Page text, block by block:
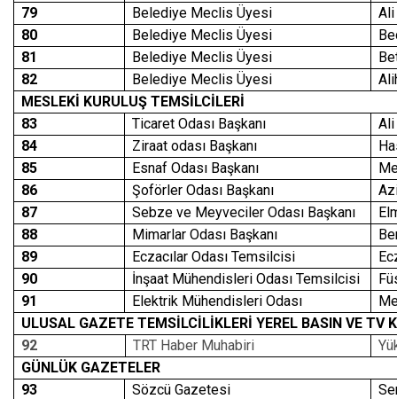
79
Belediye Meclis Üyesi
Ali
80
Belediye Meclis Üyesi
81
Belediye Meclis Üyesi
82
Belediye Meclis Üyesi
MESLEKİ KURULUŞ TEMSİLCİLERİ
83
Ticaret Odası Başkanı
Ali
84
Ziraat odası Başkanı
85
Esnaf Odası Başkanı
86
Şoförler Odası Başkanı
87
Sebze ve Meyveciler Odası Başkanı
88
Mimarlar Odası Başkanı
89
Eczacılar Odası Temsilcisi
90
İnşaat Mühendisleri Odası Temsilcisi
91
Elektrik Mühendisleri Odası
ULUSAL GAZETE TEMSİLCİLİKLERİ YEREL BASIN VE TV
92
TRT Haber Muhabiri
GÜNLÜK GAZETELER
93
Sözcü Gazetesi